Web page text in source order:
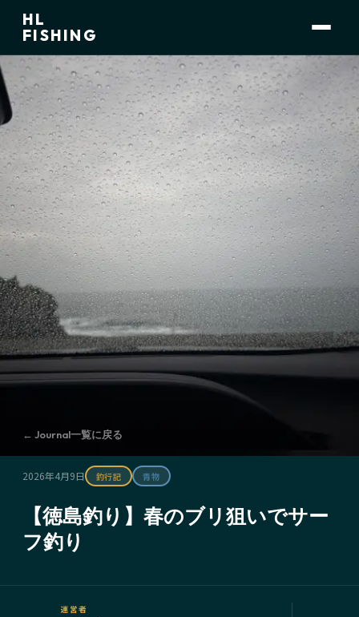
HL
FISHING
← Journal一覧に戻る
2026年4月9日 釣行記 青物
【徳島釣り】春のブリ狙いでサー
フ釣り
運営者